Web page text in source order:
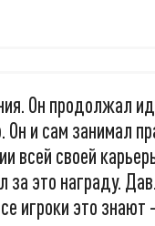
Он продолжал
и сам занимал
всей своей
за это награду.
игроки это